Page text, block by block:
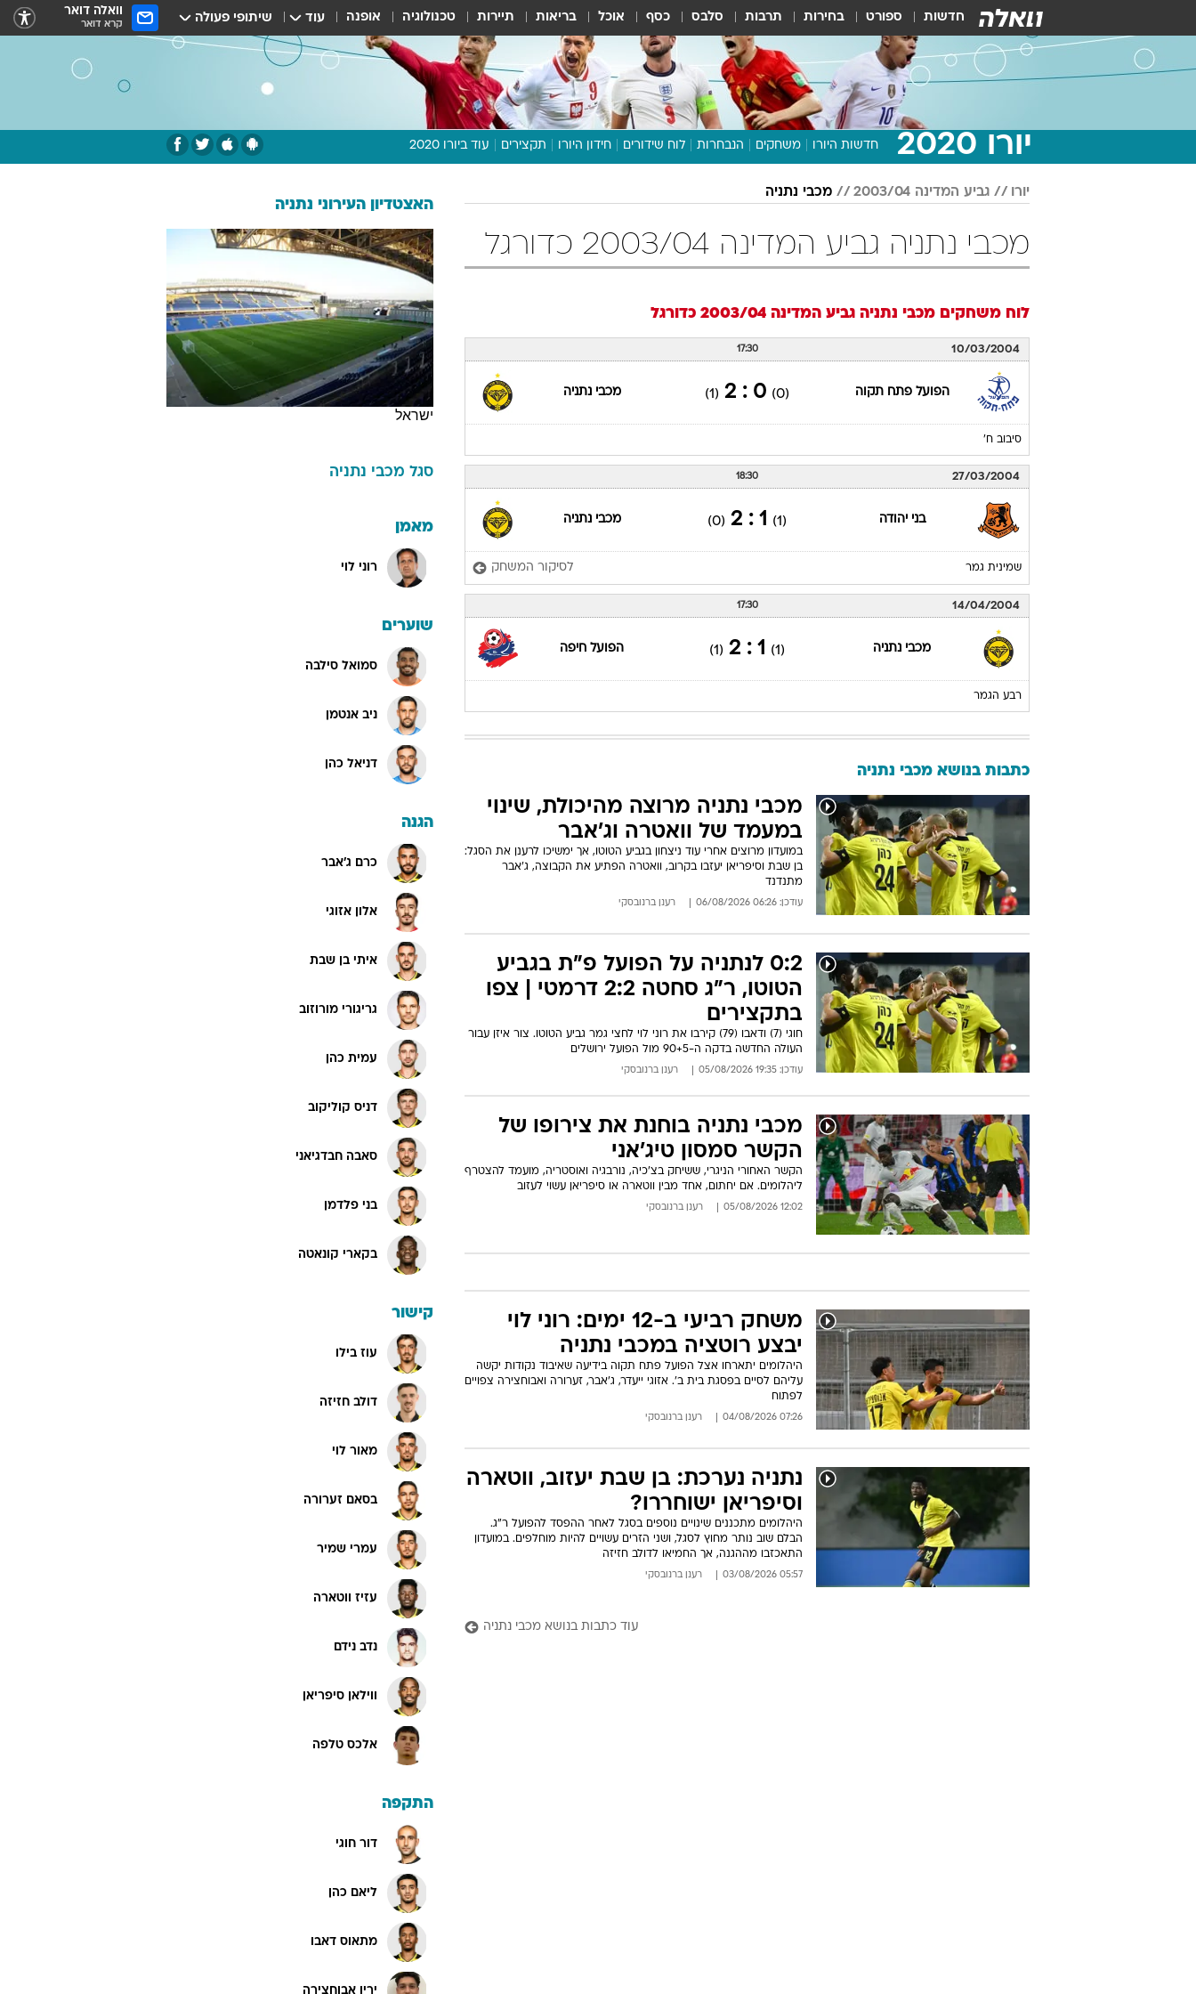
חדשות ספורט בחירות תרבות סלבס כסף אוכל בריאות תיירות טכנולוגיה אופנה עוד שיתופי פעולה וואלה דואר
קרא דואר
יורו 2020 חדשות היורו משחקים הנבחרות לוח שידורים חידון היורו תקצירים עוד ביורו 2020
תכנית היורו
לוח תוצאות
דעות ופרשנויות
וואלה! ספורט
יורו גביע המדינה 2003/04 מכבי נתניה
מכבי נתניה גביע המדינה 2003/04 כדורגל
לוח משחקים מכבי נתניה גביע המדינה 2003/04 כדורגל
10/03/2004
17:30
הפועל פתח תקוה (0)
0 : 2
(1) מכבי נתניה
סיבוב ח'
27/03/2004
18:30
בני יהודה (1)
1 : 2
(0) מכבי נתניה
שמינית גמר לסיקור המשחק
14/04/2004
17:30
מכבי נתניה (1)
1 : 2
(1) הפועל חיפה
רבע הגמר
כתבות בנושא מכבי נתניה
מכבי נתניה מרוצה מהיכולת, שינוי
במעמד של וואטרה וג'אבר
במועדון מרוצים אחרי עוד ניצחון בגביע הטוטו, אך ימשיכו לרענן את הסגל:
בן שבת וסיפריאן יעזבו בקרוב, וואטרה הפתיע את הקבוצה, ג'אבר
מתנדנד
עודכן: 06:26 06/08/2026 רענן ברנובסקי
0:2 לנתניה על הפועל פ"ת בגביע
הטוטו, ר"ג סחטה 2:2 דרמטי | צפו
בתקצירים
חוגי (7) ודאבו (79) קירבו את רוני לוי לחצי גמר גביע הטוטו. צור איזן עבור
העולה החדשה בדקה ה-90+5 מול הפועל ירושלים
עודכן: 19:35 05/08/2026 רענן ברנובסקי
מכבי נתניה בוחנת את צירופו של
הקשר סמסון טיג'אני
הקשר האחורי הניגרי, ששיחק בצ'כיה, נורבגיה ואוסטריה, מועמד להצטרף
ליהלומים. אם יחתום, אחד מבין ווטארה או סיפריאן עשוי לעזוב
12:02 05/08/2026 רענן ברנובסקי
משחק רביעי ב-12 ימים: רוני לוי
יבצע רוטציה במכבי נתניה
היהלומים יתארחו אצל הפועל פתח תקוה בידיעה שאיבוד נקודות יקשה
עליהם לסיים בפסגת בית ב'. אזוגי ייעדר, ג'אבר, זערורה ואבוחצירה צפויים
לפתוח
07:26 04/08/2026 רענן ברנובסקי
נתניה נערכת: בן שבת יעזוב, ווטארה
וסיפריאן ישוחררו?
היהלומים מתכננים שינויים נוספים בסגל לאחר ההפסד להפועל ר"ג.
הבלם שוב נותר מחוץ לסגל, ושני הזרים עשויים להיות מוחלפים. במועדון
התאכזבו מההגנה, אך החמיאו לדולב חזיזה
05:57 03/08/2026 רענן ברנובסקי
עוד כתבות בנושא מכבי נתניה
האצטדיון העירוני נתניה
ישראל
סגל מכבי נתניה
מאמן
רוני לוי
שוערים
סמואל סילבה
ניב אנטמן
דניאל כהן
הגנה
כרם ג'אבר
אלון אזוגי
איתי בן שבת
גריגורי מורוזוב
עמית כהן
דניס קוליקוב
סאבה חבדגיאני
בני פלדמן
בקארי קונאטה
קישור
עוז בילו
דולב חזיזה
מאור לוי
בסאם זערורה
עמרי שמיר
עזיז ווטארה
נדב נידם
ווילאן סיפריאן
אלכס טלפה
התקפה
דור חוגי
ליאם כהן
מתאוס דאבו
ירין אבוחצירה